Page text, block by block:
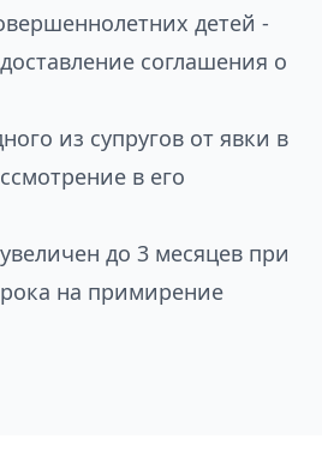
детей -
соглашения о
из супругов от явки в
в его
до 3 месяцев при
на примирение